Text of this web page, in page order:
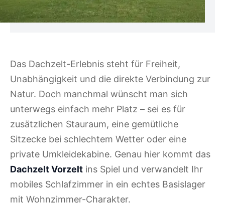
Das Dachzelt-Erlebnis steht für Freiheit,
Unabhängigkeit und die direkte Verbindung zur
Natur. Doch manchmal wünscht man sich
unterwegs einfach mehr Platz – sei es für
zusätzlichen Stauraum, eine gemütliche
Sitzecke bei schlechtem Wetter oder eine
private Umkleidekabine. Genau hier kommt das
Dachzelt Vorzelt ins Spiel und verwandelt Ihr
mobiles Schlafzimmer in ein echtes Basislager
mit Wohnzimmer-Charakter.